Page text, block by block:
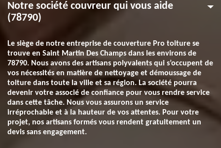
Notre société couvreur qui vous aide
(78790)
Le siège de notre entreprise de couverture Pro toiture se
trouve en Saint Martin Des Champs dans les environs de
78790. Nous avons des artisans polyvalents qui s’occupent de
vos nécessités en matière de nettoyage et démoussage de
toiture dans toute la ville et sa région. La société pourra
devenir votre associé de confiance pour vous rendre service
dans cette tâche. Nous vous assurons un service
irréprochable et à la hauteur de vos attentes. Pour votre
projet, nos artisans formés vous rendent gratuitement un
devis sans engagement.